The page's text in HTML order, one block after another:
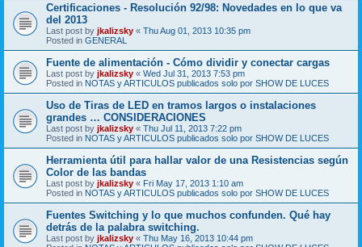
Certificaciones - Resolución 92/98: Novedades en lo que va
del 2013
Last post by jkalizsky « Thu Aug 01, 2013 10:35 pm
Posted in GENERAL
Fuente de alimentación - Cómo dividir y conectar cargas
Last post by jkalizsky « Wed Jul 31, 2013 7:53 pm
Posted in NOTAS y ARTICULOS publicados solo por SHOW DE LUCES
Uso de Tiras de LED en tramos largos o instalaciones
grandes … CONSIDERACIONES
Last post by jkalizsky « Thu Jul 11, 2013 7:22 pm
Posted in NOTAS y ARTICULOS publicados solo por SHOW DE LUCES
Herramienta útil para hallar valor de una Resistencias según
Color de las bandas
Last post by jkalizsky « Fri May 17, 2013 1:10 am
Posted in NOTAS y ARTICULOS publicados solo por SHOW DE LUCES
Fuentes Switching y lo que muchos confunden. Qué hay
detrás de la palabra switching.
Last post by jkalizsky « Thu May 16, 2013 10:44 pm